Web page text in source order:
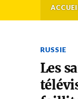
RUSSIE
Les